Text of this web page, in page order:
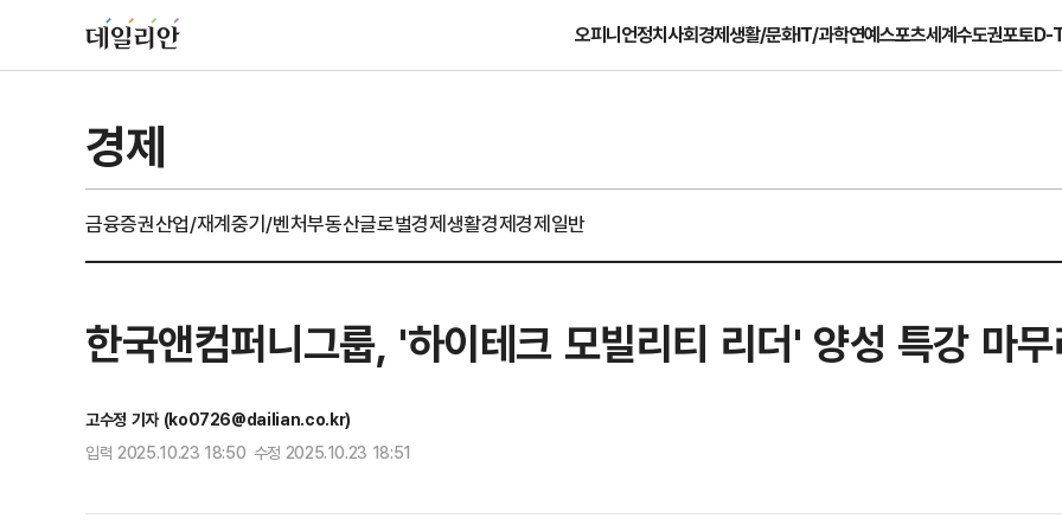
오피니언정치사회경제생활/문화IT/과학연예스포츠세계수도권포토D-
경제
금융증권산업/재계중기/벤처부동산글로벌경제생활경제경제일반
한국앤컴퍼니그룹, '하이테크 모빌리티 리더' 양성 특강 마
고수정 기자 (ko0726@dailian.co.kr)
입력 2025.10.23 18:50 수정 2025.10.23 18:51